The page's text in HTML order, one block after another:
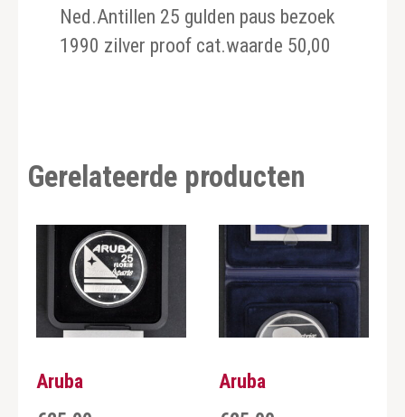
Ned.Antillen 25 gulden paus bezoek
1990 zilver proof cat.waarde 50,00
Gerelateerde producten
Aruba
Aruba